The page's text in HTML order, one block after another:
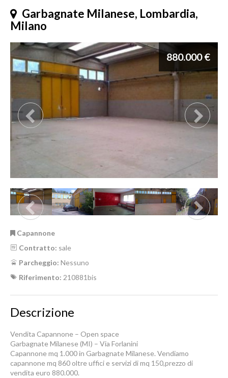
Garbagnate Milanese, Lombardia,
Milano
880.000 €
Capannone
Contratto: sale
Parcheggio: Nessuno
Riferimento: 210881bis
Descrizione
Vendita Capannone – Open space
Garbagnate Milanese (MI) – Via Forlanini
Capannone mq 1.000 in Garbagnate Milanese. Vendiamo
capannone mq 860 oltre uffici e servizi di mq 150,prezzo di
vendita euro 880.000.